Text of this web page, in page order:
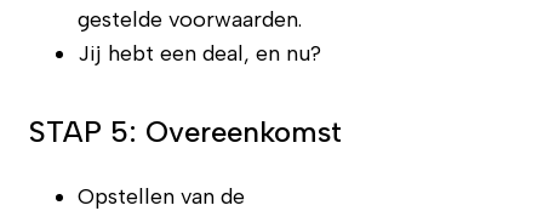
gestelde voorwaarden.
Jij hebt een deal, en nu?
STAP 5: Overeenkomst
Opstellen van de